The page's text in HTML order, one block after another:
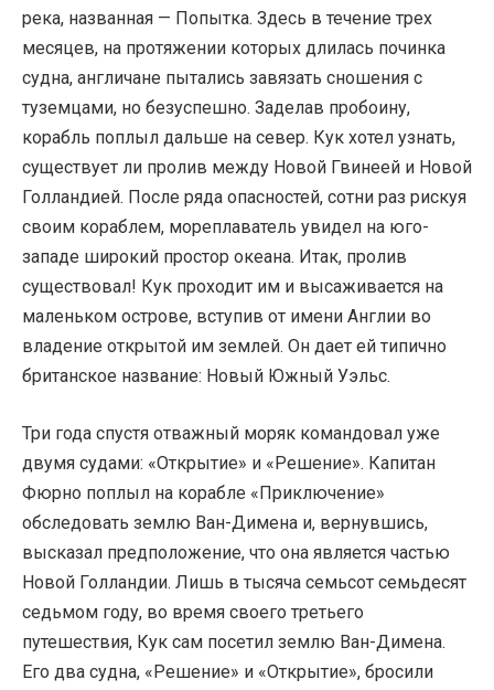
река, названная — Попытка. Здесь в течение трех
месяцев, на протяжении которых длилась починка
судна, англичане пытались завязать сношения с
туземцами, но безуспешно. Заделав пробоину,
корабль поплыл дальше на север. Кук хотел узнать,
существует ли пролив между Новой Гвинеей и Новой
Голландией. После ряда опасностей, сотни раз рискуя
своим кораблем, мореплаватель увидел на юго-
западе широкий простор океана. Итак, пролив
существовал! Кук проходит им и высаживается на
маленьком острове, вступив от имени Англии во
владение открытой им землей. Он дает ей типично
британское название: Новый Южный Уэльс.
Три года спустя отважный моряк командовал уже
двумя судами: «Открытие» и «Решение». Капитан
Фюрно поплыл на корабле «Приключение»
обследовать землю Ван-Димена и, вернувшись,
высказал предположение, что она является частью
Новой Голландии. Лишь в тысяча семьсот семьдесят
седьмом году, во время своего третьего
путешествия, Кук сам посетил землю Ван-Димена.
Его два судна, «Решение» и «Открытие», бросили